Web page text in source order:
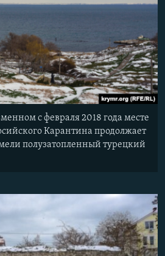
с февраля 2018 года месте
Карантина продолжает
полузатопленный турецкий